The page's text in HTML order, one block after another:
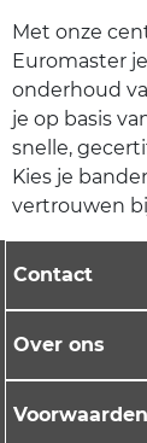
Met onze
Euromaster
onderhoud
je op basis
snelle,
Kies je
vertrouwen
Contact
Over ons
Voorwaarden